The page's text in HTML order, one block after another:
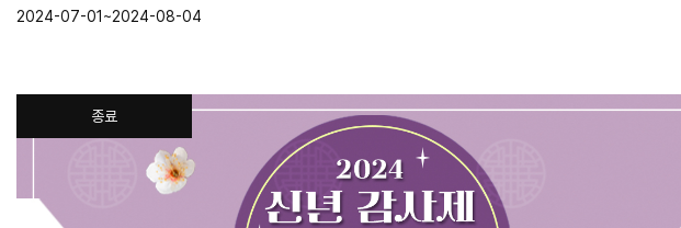
2024-07-01~2024-08-04
종료